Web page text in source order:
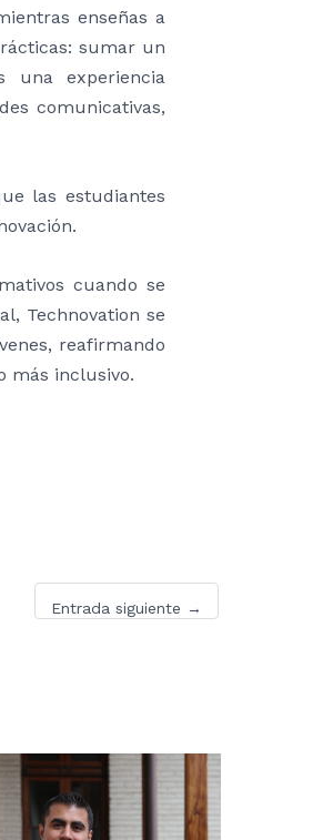
enseñas a
sumar un
experiencia
comunicativas,
las estudiantes
cuando se
Technovation se
reafirmando
más inclusivo.
Entrada siguiente →